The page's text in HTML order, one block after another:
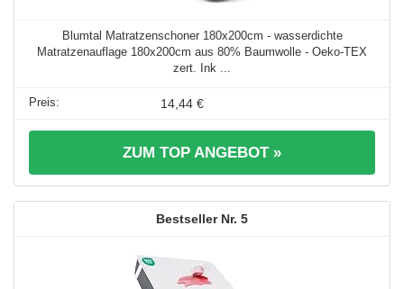
Blumtal Matratzenschoner 180x200cm - wasserdichte
Matratzenauflage 180x200cm aus 80% Baumwolle - Oeko-TEX
zert. Ink ...
14,44 €
ZUM TOP ANGEBOT »
5